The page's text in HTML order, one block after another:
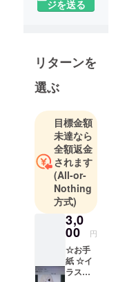
ユーチュー
バーとして
活動中なの
だψ◥(ฅº👅
ºฅ )◤↝ﾃﾞ
ジを送る
リターンを
選ぶ
目標金額
未達なら
全額返金
されます
(All-or-
Nothing
方式)
3,0
00 円
☆お手
紙 ☆イ
ラスト